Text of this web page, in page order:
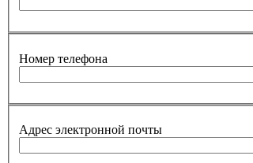
Номер телефона
Адрес электронной почты